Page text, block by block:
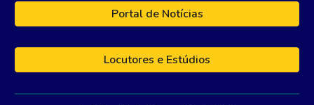
Portal de Notícias
Locutores e Estúdios